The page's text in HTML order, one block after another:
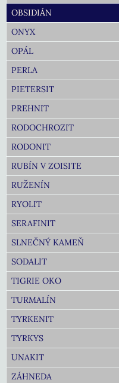
OBSIDIÁN
ONYX
OPÁL
PERLA
PIETERSIT
PREHNIT
RODOCHROZIT
RODONIT
RUBÍN V ZOISITE
RUŽENÍN
RYOLIT
SERAFINIT
SLNEČNÝ KAMEŇ
SODALIT
TIGRIE OKO
TURMALÍN
TYRKENIT
TYRKYS
UNAKIT
ZÁHNEDA